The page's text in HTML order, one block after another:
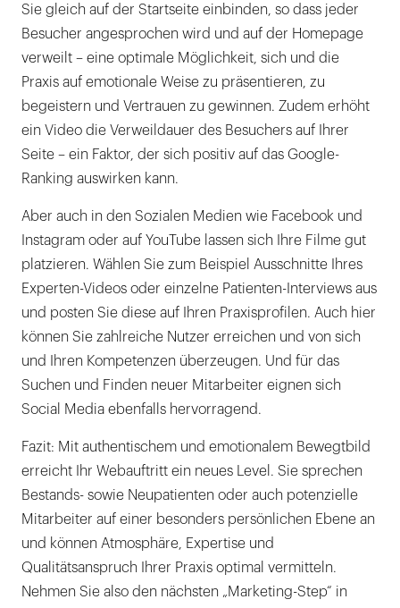
Sie gleich auf der Startseite einbinden, so dass jeder
Besucher angesprochen wird und auf der Homepage
verweilt – eine optimale Möglichkeit, sich und die
Praxis auf emotionale Weise zu präsentieren, zu
begeistern und Vertrauen zu gewinnen. Zudem erhöht
ein Video die Verweildauer des Besuchers auf Ihrer
Seite – ein Faktor, der sich positiv auf das Google-
Ranking auswirken kann.
Aber auch in den Sozialen Medien wie Facebook und
Instagram oder auf YouTube lassen sich Ihre Filme gut
platzieren. Wählen Sie zum Beispiel Ausschnitte Ihres
Experten-Videos oder einzelne Patienten-Interviews aus
und posten Sie diese auf Ihren Praxisprofilen. Auch hier
können Sie zahlreiche Nutzer erreichen und von sich
und Ihren Kompetenzen überzeugen. Und für das
Suchen und Finden neuer Mitarbeiter eignen sich
Social Media ebenfalls hervorragend.
Fazit: Mit authentischem und emotionalem Bewegtbild
erreicht Ihr Webauftritt ein neues Level. Sie sprechen
Bestands- sowie Neupatienten oder auch potenzielle
Mitarbeiter auf einer besonders persönlichen Ebene an
und können Atmosphäre, Expertise und
Qualitätsanspruch Ihrer Praxis optimal vermitteln.
Nehmen Sie also den nächsten „Marketing-Step“ in